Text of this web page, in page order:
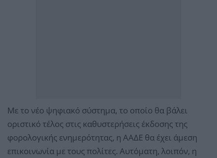
Με το νέο ψηφιακό σύστημα, το οποίο θα βάλει
οριστικό τέλος στις καθυστερήσεις έκδοσης της
φορολογικής ενημερότητας, η ΑΑΔΕ θα έχει άμεση
επικοινωνία με τους πολίτες. Αυτόματη, λοιπόν, η